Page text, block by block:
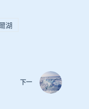
湖
下一